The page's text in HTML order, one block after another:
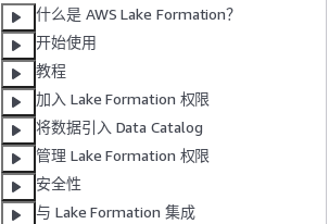
什么是 AWS Lake Formation？
开始使用
教程
加入 Lake Formation 权限
将数据引入 Data Catalog
管理 Lake Formation 权限
安全性
与 Lake Formation 集成